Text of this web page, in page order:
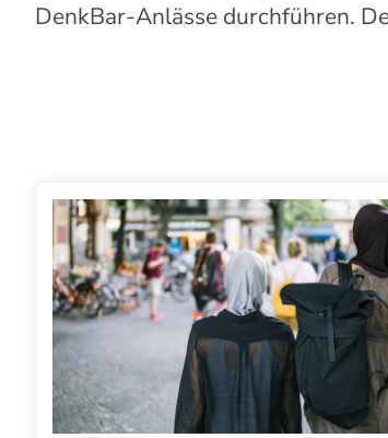
DenkBar-Anlässe durchführen.